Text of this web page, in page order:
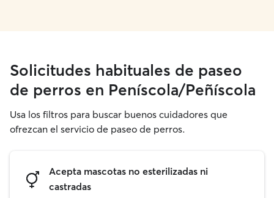
Solicitudes habituales de paseo
de perros en Peníscola/Peñíscola
Usa los filtros para buscar buenos cuidadores que
ofrezcan el servicio de paseo de perros.
Acepta mascotas no esterilizadas ni
castradas